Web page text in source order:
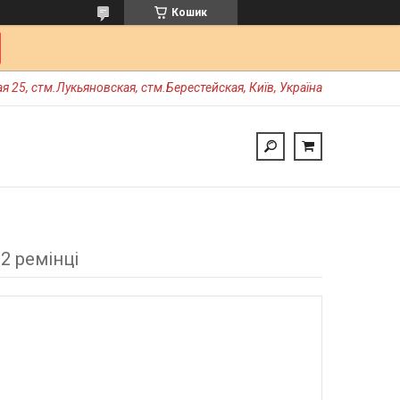
Кошик
25, стм.Лукьяновская, стм.Берестейская, Київ, Україна
ремінці